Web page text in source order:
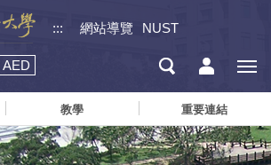
::: 網站導覽 NUST
AED
教學 重要連結